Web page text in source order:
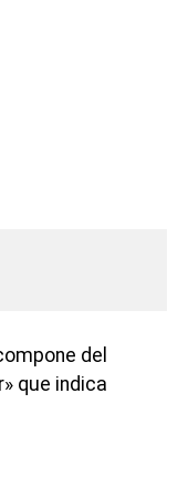
del
que indica